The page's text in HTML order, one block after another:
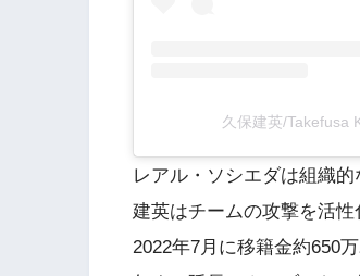
久保建英/Takefusa
レアル・ソシエダは組織
建英はチームの攻撃を活性
2022年7月に移籍金約650